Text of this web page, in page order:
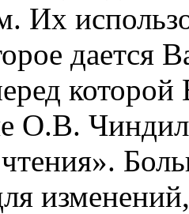
Их
дается
О.В.